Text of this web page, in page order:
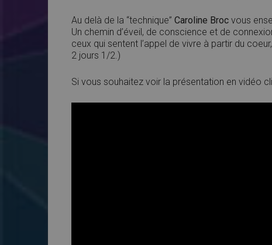
Au delà de la “technique” Caroline Broc vous
Un chemin d’éveil, de conscience et de
ceux qui sentent l’appel de vivre à partir du
2 jours 1/2.)
Si vous souhaitez voir la présentation en vidéo